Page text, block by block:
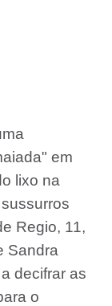
em
lixo na
Regio, 11,
Sandra
decifrar as
o